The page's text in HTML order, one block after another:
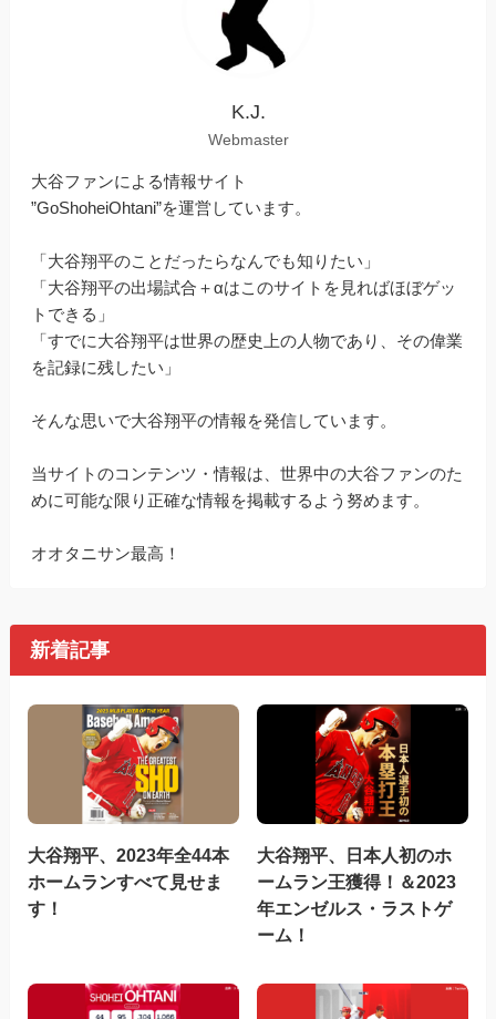
K.J.
Webmaster
大谷ファンによる情報サイト
”GoShoheiOhtani”を運営しています。
「大谷翔平のことだったらなんでも知りたい」
「大谷翔平の出場試合＋αはこのサイトを見ればほぼゲッ
トできる」
「すでに大谷翔平は世界の歴史上の人物であり、その偉業
を記録に残したい」
そんな思いで大谷翔平の情報を発信しています。
当サイトのコンテンツ・情報は、世界中の大谷ファンのた
めに可能な限り正確な情報を掲載するよう努めます。
オオタニサン最高！
新着記事
大谷翔平、2023年全44本
ホームランすべて見せま
す！
大谷翔平、日本人初のホ
ームラン王獲得！＆2023
年エンゼルス・ラストゲ
ーム！